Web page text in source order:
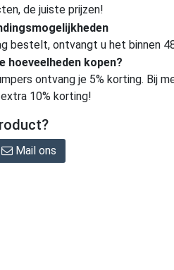
de juiste prijzen!
bestelt, ontvangt u het binnen
hoeveelheden kopen?
ontvang je 5% korting. Bij
10% korting!
Mail ons